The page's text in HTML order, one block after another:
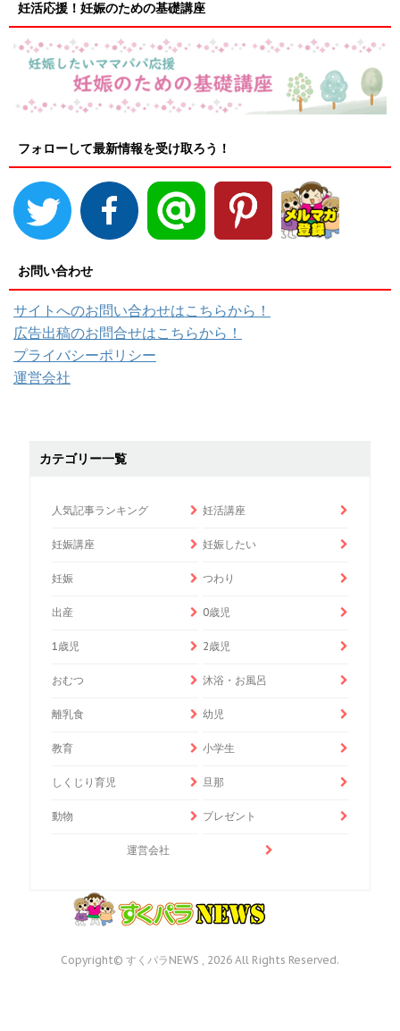
妊活応援！妊娠のための基礎講座
フォローして最新情報を受け取ろう！
お問い合わせ
サイトへのお問い合わせはこちらから！
広告出稿のお問合せはこちらから！
プライバシーポリシー
運営会社
カテゴリー一覧
人気記事ランキング 妊活講座
妊娠講座 妊娠したい
妊娠 つわり
出産 0歳児
1歳児 2歳児
おむつ 沐浴・お風呂
離乳食 幼児
教育 小学生
しくじり育児 旦那
動物 プレゼント
運営会社
Copyright© すくパラNEWS , 2026 All Rights Reserved.